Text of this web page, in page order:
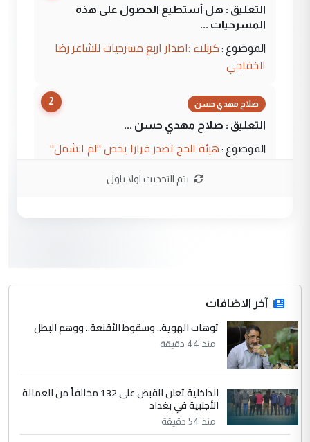
التعليق : هل أستطيع الحصول على هذه
المسرحيات ...
الموضوع : كربلاء :اصدار اربع مسرحيات للشاعر رضا
الخفاجي
2 صلاح مهدي حسن
التعليق : صلاح مهدي حسن ...
الموضوع : هيئة الحج تصدر قرارا يخص "لم الشمل"
hadi
التعليق : تحيه اخويه حسينيه اي انسان مهما
كان محدود المعرفه بتفاصيل احداث المنطقه
يقول بما لايقبل ...
أردوغان يؤكد ان اتفاقية مكة للدفاع
المشترك لا تستهدف أية دولة ومفتوحة لانضمام
الدول الشقيقة
يتم التحديث اولا باول
آخر الاضافات
توهات الهوية.. وسقوط الأقنعة.. ووهم البطل
منذ 44 دقيقة
الداخلية تعلن القبض على 132 مخالفاً من العمالة
الأجنبية في بغداد
منذ 54 دقيقة